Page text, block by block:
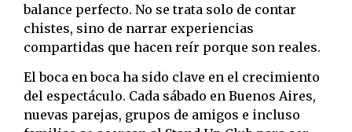
balance perfecto. No se trata solo de contar
chistes, sino de narrar experiencias
compartidas que hacen reír porque son reales.
El boca en boca ha sido clave en el crecimiento
del espectáculo. Cada sábado en Buenos Aires,
nuevas parejas, grupos de amigos e incluso